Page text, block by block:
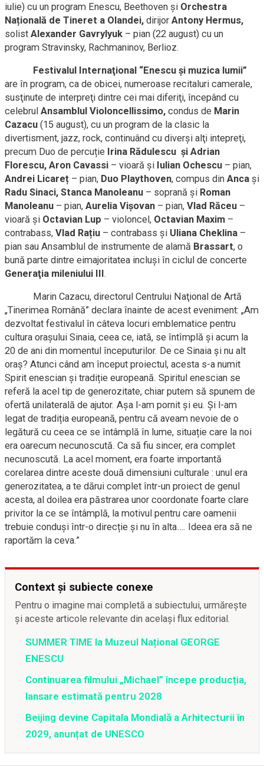
iulie) cu un program Enescu, Beethoven şi Orchestra
Națională de Tineret a Olandei, dirijor Antony Hermus,
solist Alexander Gavrylyuk – pian (22 august) cu un
program Stravinsky, Rachmaninov, Berlioz.
Festivalul Internaţional “Enescu şi muzica lumii”
are în program, ca de obicei, numeroase recitaluri camerale,
susţinute de interpreţi dintre cei mai diferiţi, începând cu
celebrul Ansamblul Violoncellissimo, condus de Marin
Cazacu (15 august), cu un program de la clasic la
divertisment, jazz, rock, continuând cu diverşi alţi intepreţi,
precum Duo de percuție Irina Rădulescu şi Adrian
Florescu, Aron Cavassi – vioară şi Iulian Ochescu – pian,
Andrei Licareț – pian, Duo Playthoven, compus din Anca şi
Radu Sinaci, Stanca Manoleanu – soprană şi Roman
Manoleanu – pian, Aurelia Vișovan – pian, Vlad Răceu –
vioară şi Octavian Lup – violoncel, Octavian Maxim –
contrabass, Vlad Rațiu – contrabass şi Uliana Cheklina –
pian sau Ansamblul de instrumente de alamă Brassart, o
bună parte dintre eimajoritatea incluşi în ciclul de concerte
Generaţia mileniului III .
Marin Cazacu, directorul Centrului Naţional de Artă
„Tinerimea Română” declara înainte de acest eveniment: „Am
dezvoltat festivalul în câteva locuri emblematice pentru
cultura orașului Sinaia, ceea ce, iată, se întîmplă şi acum la
20 de ani din momentul începuturilor. De ce Sinaia și nu alt
oraș? Atunci când am început proiectul, acesta s-a numit
Spirit enescian și tradiție europeană. Spiritul enescian se
referă la acel tip de generozitate, chiar putem să spunem de
ofertă unilaterală de ajutor. Așa l-am pornit și eu. Și l-am
legat de tradiția europeană, pentru că aveam nevoie de o
legătură cu ceea ce se întâmplă în lume, situație care la noi
era oarecum necunoscută. Ca să fiu sincer, era complet
necunoscută. La acel moment, era foarte importantă
corelarea dintre aceste două dimensiuni culturale : unul era
generozitatea, a te dărui complet într-un proiect de genul
acesta, al doilea era păstrarea unor coordonate foarte clare
privitor la ce se întâmplă, la motivul pentru care oamenii
trebuie conduși într-o direcție și nu în alta…. Ideea era să ne
raportăm la ceva.”
Context și subiecte conexe
Pentru o imagine mai completă a subiectului, urmărește
și aceste articole relevante din același flux editorial.
SUMMER TIME la Muzeul Național GEORGE
ENESCU
Continuarea filmului „Michael” începe producția,
lansare estimată pentru 2028
Beijing devine Capitala Mondială a Arhitecturii în
2029, anunțat de UNESCO